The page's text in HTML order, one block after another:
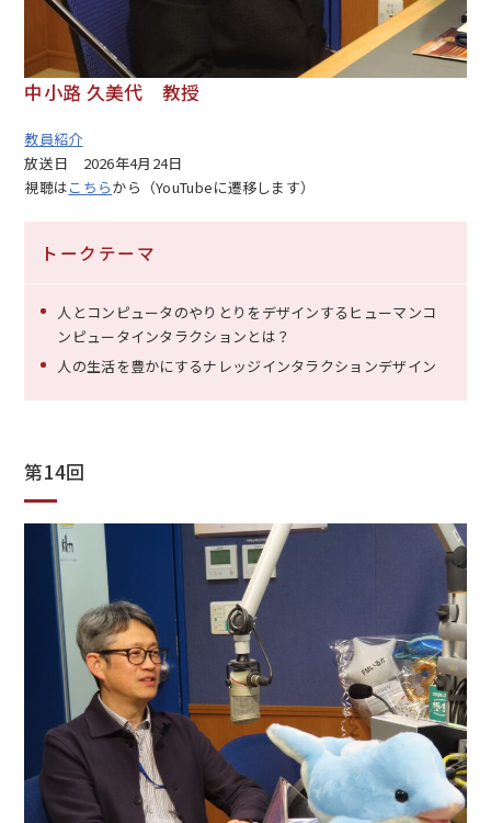
中小路 久美代 教授
教員紹介
放送日 2026年4月24日
視聴はこちらから（YouTubeに遷移します）
トークテーマ
人とコンピュータのやりとりをデザインするヒューマンコ
ンピュータインタラクションとは？
人の生活を豊かにするナレッジインタラクションデザイン
第14回